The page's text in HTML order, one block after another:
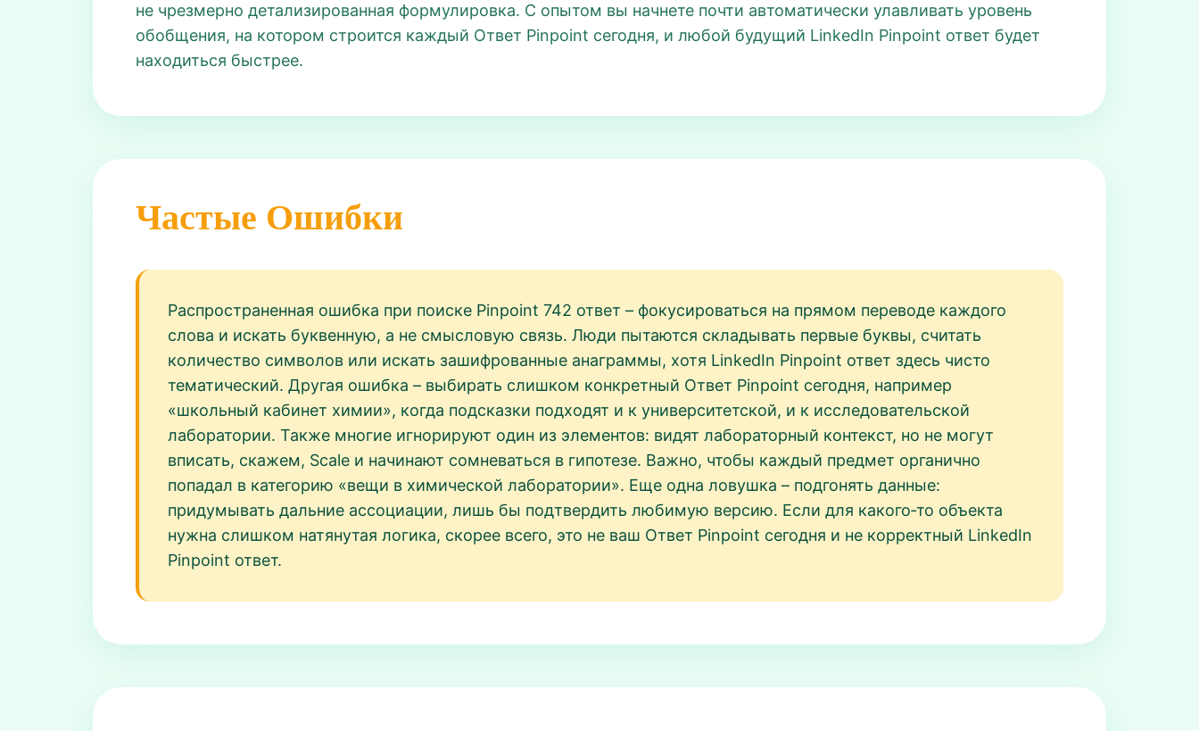
не чрезмерно детализированная формулировка. С опытом вы начнете почти автоматически улавливать уровень
обобщения, на котором строится каждый Ответ Pinpoint сегодня, и любой будущий LinkedIn Pinpoint ответ будет
находиться быстрее.
Частые Ошибки
Распространенная ошибка при поиске Pinpoint 742 ответ – фокусироваться на прямом переводе каждого
слова и искать буквенную, а не смысловую связь. Люди пытаются складывать первые буквы, считать
количество символов или искать зашифрованные анаграммы, хотя LinkedIn Pinpoint ответ здесь чисто
тематический. Другая ошибка – выбирать слишком конкретный Ответ Pinpoint сегодня, например
«школьный кабинет химии», когда подсказки подходят и к университетской, и к исследовательской
лаборатории. Также многие игнорируют один из элементов: видят лабораторный контекст, но не могут
вписать, скажем, Scale и начинают сомневаться в гипотезе. Важно, чтобы каждый предмет органично
попадал в категорию «вещи в химической лаборатории». Еще одна ловушка – подгонять данные:
придумывать дальние ассоциации, лишь бы подтвердить любимую версию. Если для какого‑то объекта
нужна слишком натянутая логика, скорее всего, это не ваш Ответ Pinpoint сегодня и не корректный LinkedIn
Pinpoint ответ.